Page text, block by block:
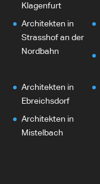
Klagenfurt
Architekten in
Strasshof an der
Nordbahn
Architekten in
Ebreichsdorf
Architekten in
Mistelbach